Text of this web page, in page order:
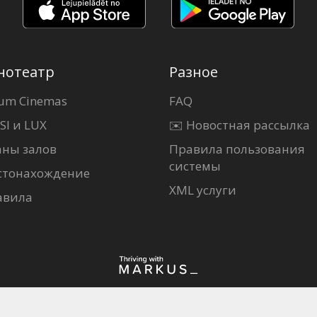
Cinemas
и LUX
залов
Разное
FAQ
✉️ Новостная рассылка
Правила пользования
системы
XML услуги